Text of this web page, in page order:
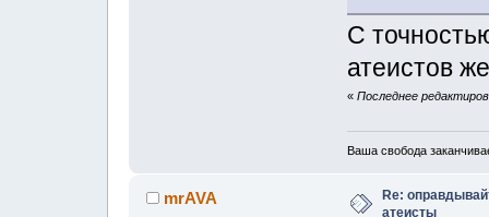
С
атеистов
« Последнее
Ваша свобода
mrAVA
Re:
атеисты